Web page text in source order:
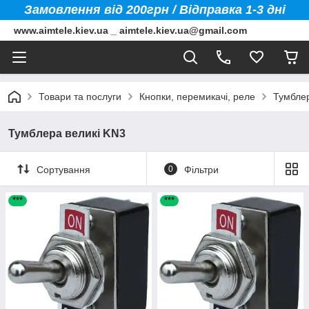
Замовлення від 200грн / Відправка 1-3 дні
www.aimtele.kiev.ua _ aimtele.kiev.ua@gmail.com
Товари та послуги Кнопки, перемикачі, реле
Тумблера великі KN3
Сортування 0 Фільтри
*** ***